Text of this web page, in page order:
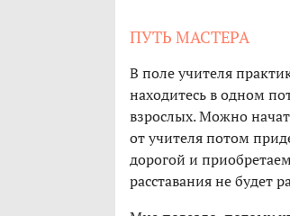
ПУТЬ МАСТЕРА
В поле учителя
находитесь в одном
взрослых. Можно
от учителя потом
дорогой и
расставания не будет